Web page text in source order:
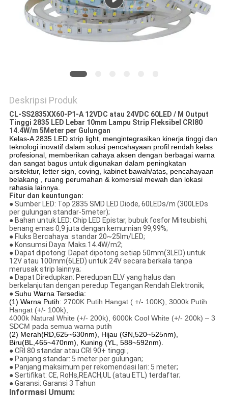
Deskripsi Produk
CL-SS2835XX60-P1-A 12VDC atau 24VDC 60LED / M Output
Tinggi 2835 LED Lebar 10mm Lampu Strip Fleksibel CRI80
14.4W/m 5Meter per Gulungan
Kelas-A 2835 LED strip light, mengintegrasikan kinerja tinggi dan
teknologi inovatif dalam solusi pencahayaan profil rendah kelas
profesional, memberikan cahaya aksen dengan berbagai warna
dan sangat bagus untuk digunakan dalam peningkatan
arsitektur, letter sign, coving, kabinet bawah/atas, pencahayaan
belakang , ruang perumahan & komersial mewah dan lokasi
rahasia lainnya.
Fitur dan keuntungan:
● Sumber LED: Top 2835 SMD LED Diode, 60LEDs/m (300LEDs
per gulungan standar-5meter);
● Bahan untuk LED: Chip LED Epistar, bubuk fosfor Mitsubishi,
benang emas 0,9 juta dengan kemurnian 99,99%;
● Fluks Bercahaya: standar 20~25lm/LED;
● Konsumsi Daya: Maks.14.4W/m2;
● Dapat dipotong: Dapat dipotong setiap 50mm(3LED) untuk
12V atau 100mm(6LED) untuk 24V secara berkala tanpa
merusak strip lainnya;
● Dapat Diredupkan: Peredupan ELV yang halus dan
berkelanjutan dengan peredup Tegangan Rendah Elektronik;
●Suhu Warna Tersedia:
(1) Warna Putih: 2700K Putih Hangat ( +/- 100K), 3000k Putih
Hangat (+/- 100k),
4000k Natural White (+/- 200k), 6000k Cool White (+/- 200k) – 3
SDCM pada semua warna putih
(2) Merah(RD,625~630nm), Hijau (GN,520~525nm),
Biru(BL,465~470nm), Kuning (YL, 588~592nm).
● CRI 80 standar atau CRI 90+ tinggi ;
● Panjang standar: 5 meter per gulungan;
● Panjang maksimum per rekomendasi lari: 5 meter;
● Sertifikat: CE, RoHs,REACH,UL (atau ETL) terdaftar;
● Garansi: Garansi 3 Tahun
Informasi Umum: